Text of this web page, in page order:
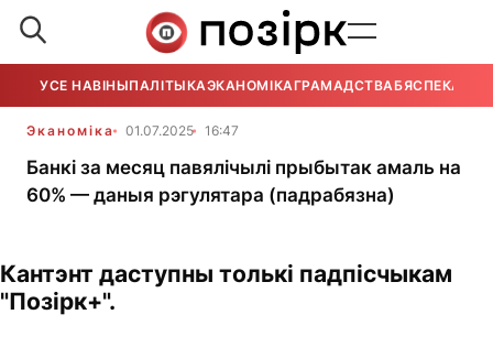
УСЕ НАВІНЫПАЛІТЫКАЭКАНОМІКАГРАМАДСТВАБЯСПЕКА
Эканоміка 01.07.2025 16:47
Банкі за месяц павялічылі прыбытак амаль на
60% — даныя рэгулятара (падрабязна)
Кантэнт даступны толькі падпісчыкам
"Позірк+".